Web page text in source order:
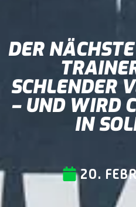
DER
SCHLENDER
– UND WIRD
IN
20.